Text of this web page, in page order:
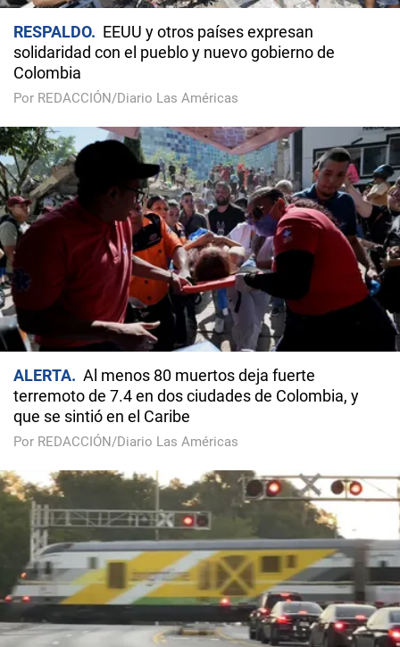
RESPALDO
EEUU y otros países expresan
solidaridad con el pueblo y nuevo gobierno de
Colombia
Por REDACCIÓN/Diario Las Américas
ALERTA
Al menos 80 muertos deja fuerte
terremoto de 7.4 en dos ciudades de Colombia, y
que se sintió en el Caribe
Por REDACCIÓN/Diario Las Américas